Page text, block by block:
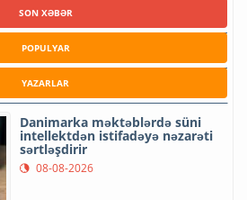
SON XƏBƏR
POPULYAR
YAZARLAR
Danimarka məktəblərdə süni
intellektdən istifadəyə nəzarəti
sərtləşdirir
08-08-2026